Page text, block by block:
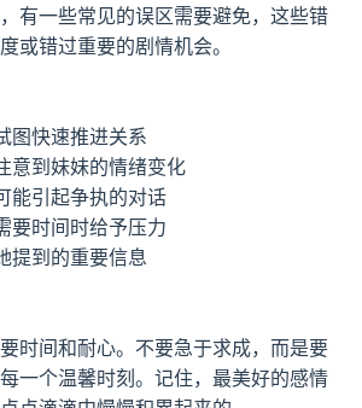
有一些常见的误区需要避免，这些错
或错过重要的剧情机会。
图快速推进关系
意到妹妹的情绪变化
能引起争执的对话
要时间时给予压力
提到的重要信息
时间和耐心。不要急于求成，而是要
一个温馨时刻。记住，最美好的感情